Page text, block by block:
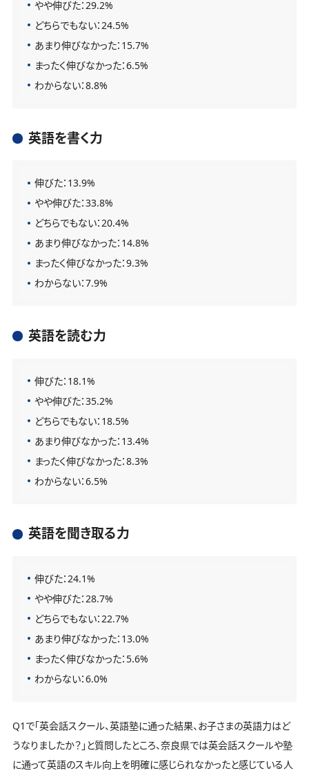
やや伸びた：29.2%
どちらでもない：24.5%
あまり伸びなかった：15.7%
まったく伸びなかった：6.5%
わからない：8.8%
英語を書く力
伸びた：13.9%
やや伸びた：33.8%
どちらでもない：20.4%
あまり伸びなかった：14.8%
まったく伸びなかった：9.3%
わからない：7.9%
英語を読む力
伸びた：18.1%
やや伸びた：35.2%
どちらでもない：18.5%
あまり伸びなかった：13.4%
まったく伸びなかった：8.3%
わからない：6.5%
英語を聞き取る力
伸びた：24.1%
やや伸びた：28.7%
どちらでもない：22.7%
あまり伸びなかった：13.0%
まったく伸びなかった：5.6%
わからない：6.0%
Q1で「英会話スクール、英語塾に通った結果、お子さまの英語力はど
うなりましたか？」と質問したところ、奈良県では英会話スクールや塾
に通って英語のスキル向上を明確に感じられなかったと感じている人